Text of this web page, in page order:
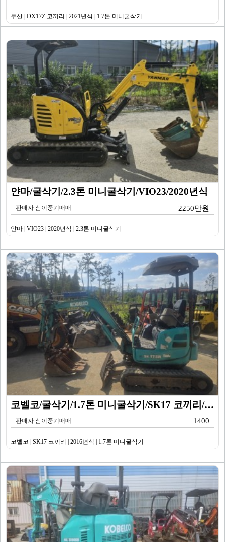
두산 | DX17Z 코끼리 | 2021년식 | 1.7톤 미니굴삭기
얀마/굴삭기/2.3톤 미니굴삭기/VIO23/2020년식
판매자 삼이중기매매 2250만원
얀마 | VIO23 | 2020년식 | 2.3톤 미니굴삭기
코벨코/굴삭기/1.7톤 미니굴삭기/SK17 코끼리/20…
판매자 삼이중기매매 1400
코벨코 | SK17 코끼리 | 2016년식 | 1.7톤 미니굴삭기